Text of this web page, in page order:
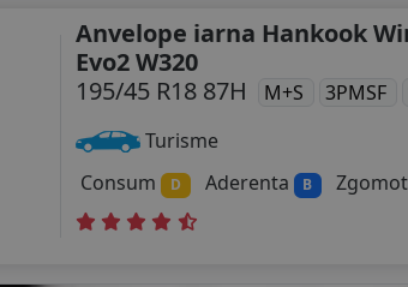
Anvelope iarna Hankook
Evo2 W320
195/45 R18 87H
M+S 3PMSF
Turisme
Consum
D Aderenta B